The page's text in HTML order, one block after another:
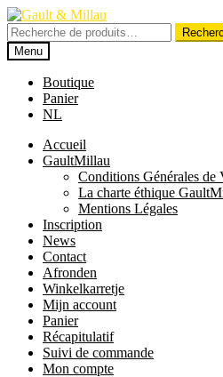
Aller
à
la
navigation
Aller
au
contenu
Recherche
pour :
Menu
Boutique
Panier
NL
Accueil
GaultMillau
Conditions Générales de
La charte éthique
Mentions Légales
Inscription
News
Contact
Afronden
Winkelkarretje
Mijn account
Panier
Récapitulatif
Suivi de commande
Mon compte